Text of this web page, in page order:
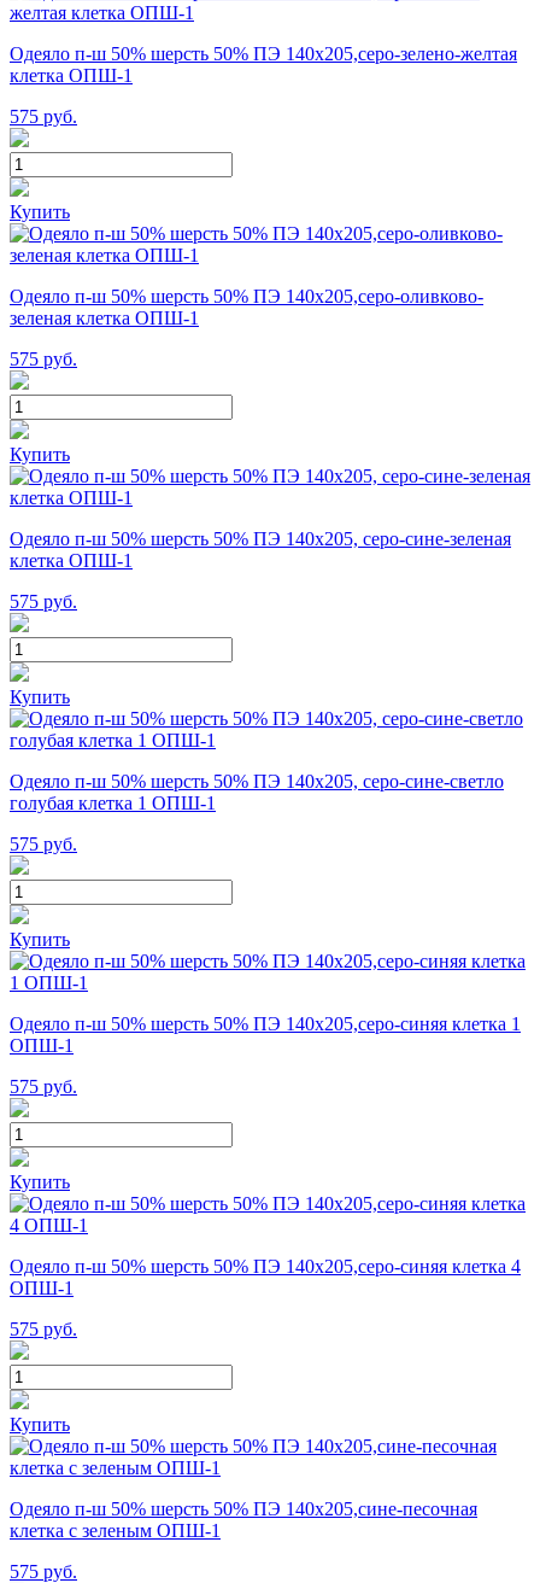
Одеяло п-ш 50% шерсть 50% ПЭ 140х205,серо-зелено-желтая
клетка ОПШ-1
575 руб.
Купить
Одеяло п-ш 50% шерсть 50% ПЭ 140х205,серо-оливково-
зеленая клетка ОПШ-1
575 руб.
Купить
Одеяло п-ш 50% шерсть 50% ПЭ 140х205, серо-сине-зеленая
клетка ОПШ-1
575 руб.
Купить
Одеяло п-ш 50% шерсть 50% ПЭ 140х205, серо-сине-светло
голубая клетка 1 ОПШ-1
575 руб.
Купить
Одеяло п-ш 50% шерсть 50% ПЭ 140х205,серо-синяя клетка 1
ОПШ-1
575 руб.
Купить
Одеяло п-ш 50% шерсть 50% ПЭ 140х205,серо-синяя клетка 4
ОПШ-1
575 руб.
Купить
Одеяло п-ш 50% шерсть 50% ПЭ 140х205,сине-песочная
клетка с зеленым ОПШ-1
575 руб.